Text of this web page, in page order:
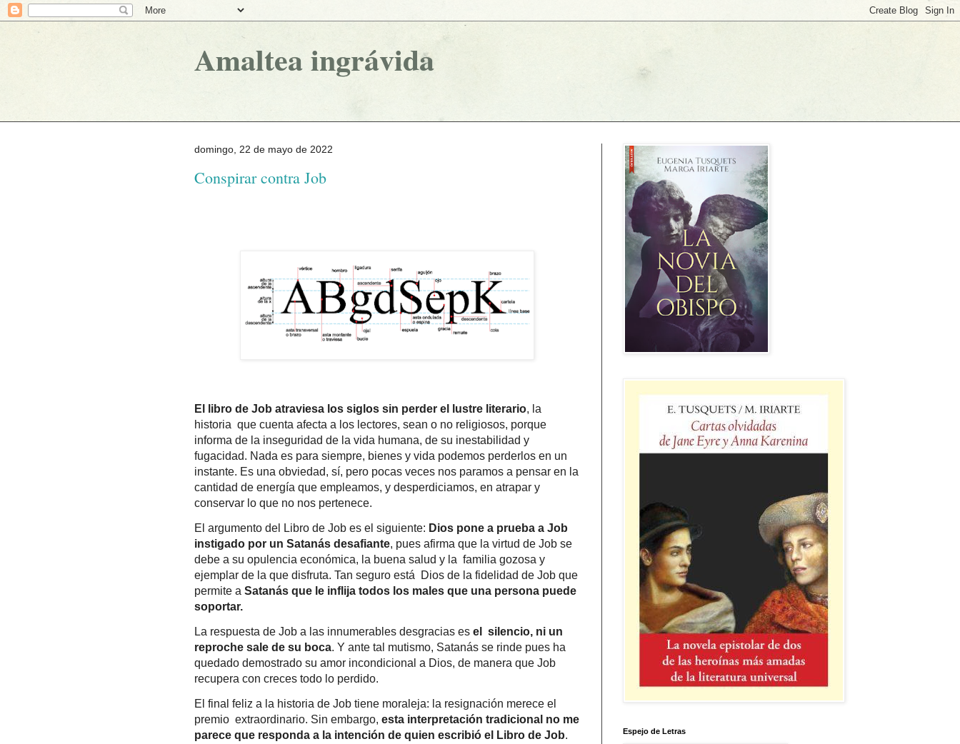
Amaltea ingrávida
domingo, 22 de mayo de 2022
Conspirar contra Job
El libro de Job atraviesa los siglos sin perder el lustre literario, la
historia que cuenta afecta a los lectores, sean o no religiosos, porque
informa de la inseguridad de la vida humana, de su inestabilidad y
fugacidad. Nada es para siempre, bienes y vida podemos perderlos en un
instante. Es una obviedad, sí, pero pocas veces nos paramos a pensar en la
cantidad de energía que empleamos, y desperdiciamos, en atrapar y
conservar lo que no nos pertenece.
El argumento del Libro de Job es el siguiente: Dios pone a prueba a Job
instigado por un Satanás desafiante, pues afirma que la virtud de Job se
debe a su opulencia económica, la buena salud y la familia gozosa y
ejemplar de la que disfruta. Tan seguro está Dios de la fidelidad de Job que
permite a Satanás que le inflija todos los males que una persona puede
soportar.
La respuesta de Job a las innumerables desgracias es el silencio, ni un
reproche sale de su boca. Y ante tal mutismo, Satanás se rinde pues ha
quedado demostrado su amor incondicional a Dios, de manera que Job
recupera con creces todo lo perdido.
El final feliz a la historia de Job tiene moraleja: la resignación merece el
premio extraordinario. Sin embargo, esta interpretación tradicional no me
parece que responda a la intención de quien escribió el Libro de Job.
Espejo de Letras